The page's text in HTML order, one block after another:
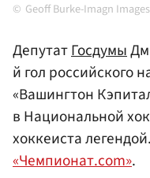
Geoff Burke-Imagn
ДепутатГосдумы
й гол российского
«Вашингтон
в Национальной
хоккеиста
«Чемпионат.com».